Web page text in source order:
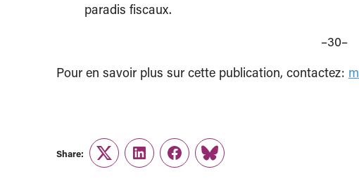
paradis fiscaux.
–30–
Pour en savoir plus sur cette publication, contactez:
Share:
TwitterLinkedInFacebook
Link